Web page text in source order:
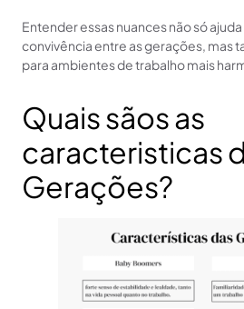
Entender essas nuances não só
convivência entre as gerações, mas
para ambientes de trabalho mais
Quais sãos as
caracteristicas
Gerações?